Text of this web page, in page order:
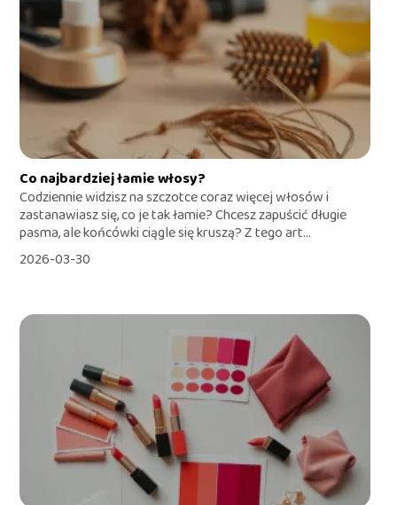
Co najbardziej łamie włosy?
Codziennie widzisz na szczotce coraz więcej włosów i
zastanawiasz się, co je tak łamie? Chcesz zapuścić długie
pasma, ale końcówki ciągle się kruszą? Z tego art...
2026-03-30